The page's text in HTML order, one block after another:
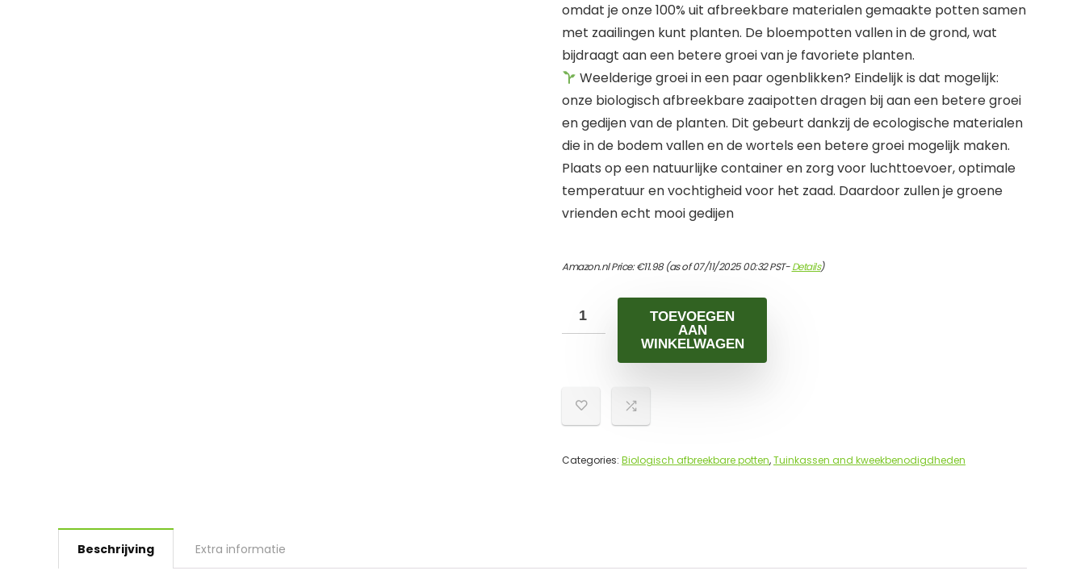
omdat je onze 100% uit afbreekbare materialen gemaakte potten samen
met zaailingen kunt planten. De bloempotten vallen in de grond, wat
bijdraagt aan een betere groei van je favoriete planten.
Weelderige groei in een paar ogenblikken? Eindelijk is dat mogelijk:
onze biologisch afbreekbare zaaipotten dragen bij aan een betere groei
en gedijen van de planten. Dit gebeurt dankzij de ecologische materialen
die in de bodem vallen en de wortels een betere groei mogelijk maken.
Plaats op een natuurlijke container en zorg voor luchttoevoer, optimale
temperatuur en vochtigheid voor het zaad. Daardoor zullen je groene
vrienden echt mooi gedijen
Amazon.nl Price:€11.98(as of 07/11/2025 00:32 PST-Details)
TOEVOEGEN
AAN
WINKELWAGEN
Categories: Biologisch afbreekbare potten,Tuinkassen and kweekbenodigdheden
Beschrijving Extra informatie